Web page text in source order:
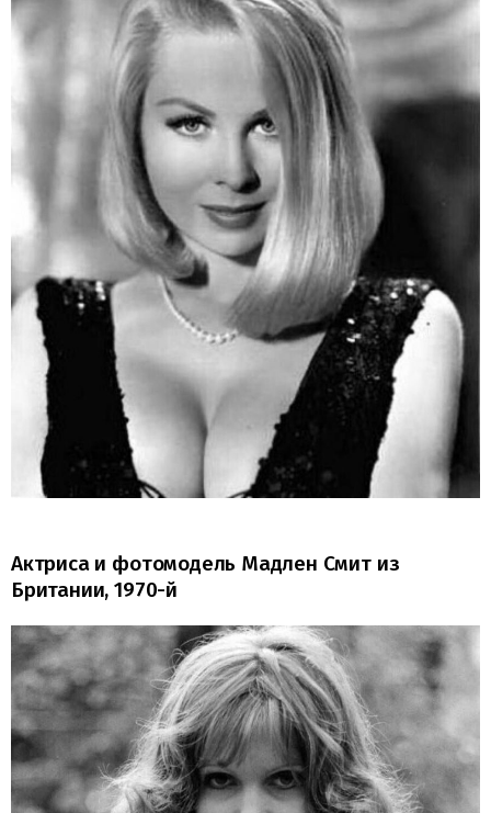
Актриса и фотомодель Мадлен Смит из
Британии, 1970-й